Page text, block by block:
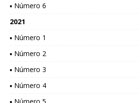
▪ Número 6
2021
▪ Número 1
▪ Número 2
▪ Número 3
▪ Número 4